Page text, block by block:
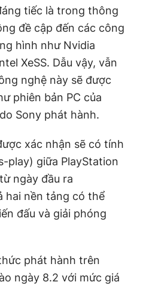
tiếc là trong thông
đề cập đến các công
hình như Nvidia
XeSS. Dẫu vậy, vẫn
nghệ này sẽ được
phiên bản PC của
Sony phát hành.
xác nhận sẽ có tính
play) giữa PlayStation
ngày đầu ra
hai nền tảng có thể
đấu và giải phóng
phát hành trên
ngày 8.2 với mức giá